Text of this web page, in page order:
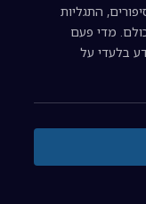
התגליות
מדי פעם
בלעדי על